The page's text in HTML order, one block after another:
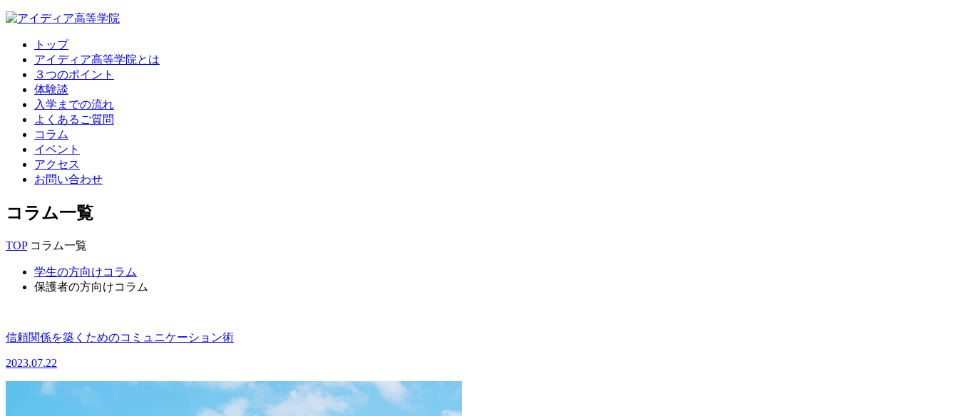
トップ
アイディア高等学院とは
３つのポイント
体験談
入学までの流れ
よくあるご質問
コラム
イベント
アクセス
お問い合わせ
コラム一覧
TOP コラム一覧
学生の方向けコラム
保護者の方向けコラム
信頼関係を築くためのコミュニケーション術
2023.07.22